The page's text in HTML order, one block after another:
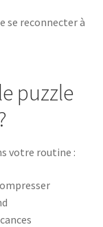
se reconnecter à
puzzle
votre routine :